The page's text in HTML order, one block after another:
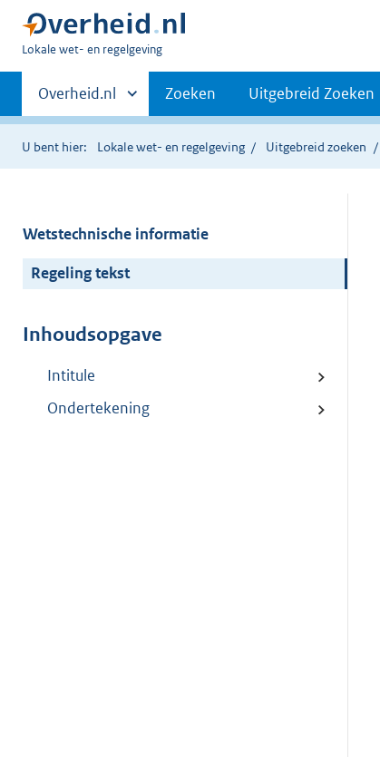
U
hier:
Lokale wet- en regelgeving
Primaire
navigatie
Andere
sites
binnen
Overheid.nl Zoeken Uitgebreid Zoeken
U bent hier: Lokale wet- en regelgeving Uitgebreid zoeken
Wetstechnische informatie
Regeling tekst
Inhoudsopgave
Intitule
Ondertekening